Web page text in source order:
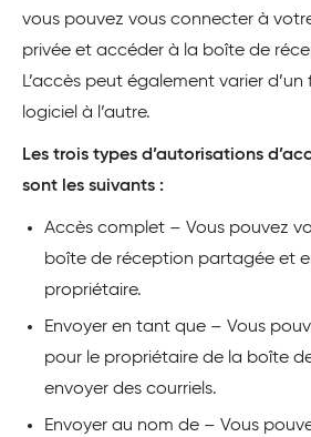
vous pouvez vous connecter à
privée et accéder à la boîte de
L’accès peut également varier d’un
logiciel à l’autre.
Les trois types d’autorisations
sont les suivants :
Accès complet – Vous pouvez
boîte de réception partagée et
propriétaire.
Envoyer en tant que – Vous
pour le propriétaire de la boîte
envoyer des courriels.
Envoyer au nom de – Vous